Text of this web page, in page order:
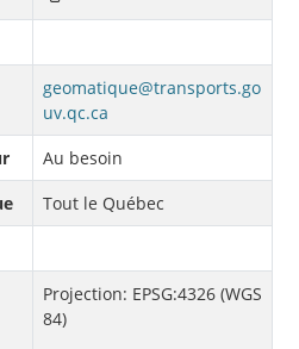
geomatique@transports.go
uv.qc.ca
Au besoin
Tout le Québec
Projection: EPSG:4326 (WGS
84)